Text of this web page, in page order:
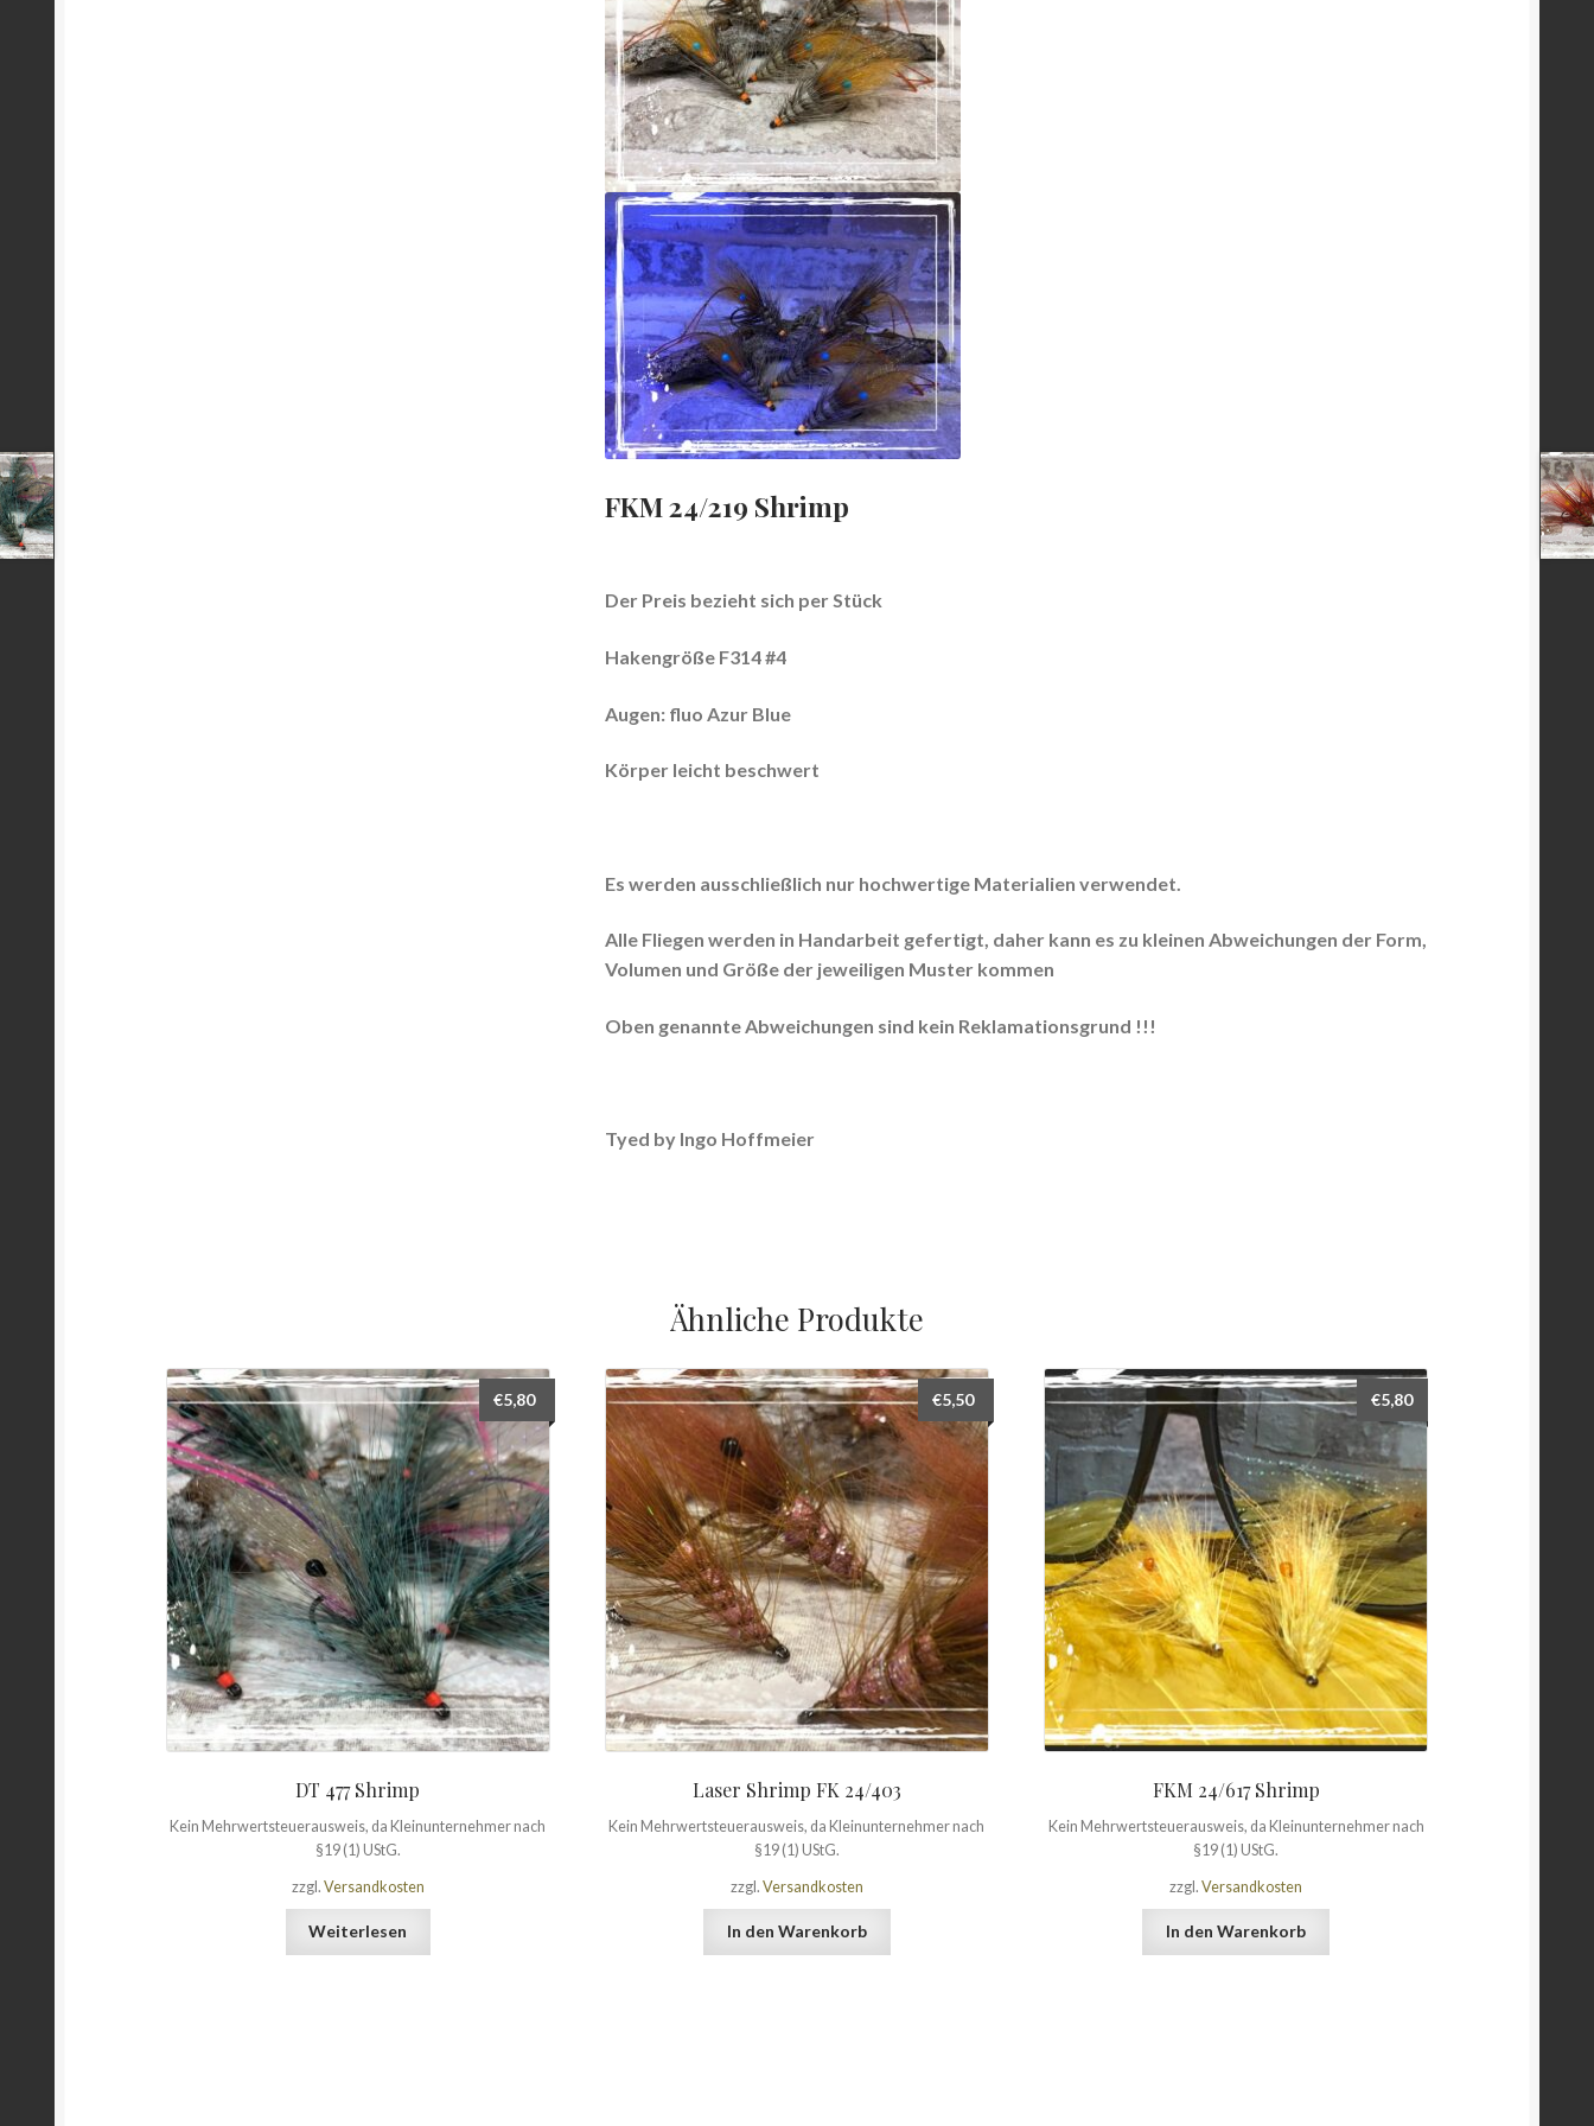
FKM 24/219 Shrimp
Der Preis bezieht sich per Stück
Hakengröße F314 #4
Augen: fluo Azur Blue
Körper leicht beschwert
Es werden ausschließlich nur hochwertige Materialien verwendet.
Alle Fliegen werden in Handarbeit gefertigt, daher kann es zu kleinen Abweichungen der Form,
Volumen und Größe der jeweiligen Muster kommen
Oben genannte Abweichungen sind kein Reklamationsgrund !!!
Tyed by Ingo Hoffmeier
Ähnliche Produkte
DT 477 Shrimp
€5,80
Kein Mehrwertsteuerausweis, da Kleinunternehmer nach
§19 (1) UStG.
zzgl. Versandkosten
Weiterlesen
Laser Shrimp FK 24/403
€5,50
Kein Mehrwertsteuerausweis, da Kleinunternehmer nach
§19 (1) UStG.
zzgl. Versandkosten
In den Warenkorb
FKM 24/617 Shrimp
€5,80
Kein Mehrwertsteuerausweis, da Kleinunternehmer nach
§19 (1) UStG.
zzgl.Versandkosten
In den Warenkorb